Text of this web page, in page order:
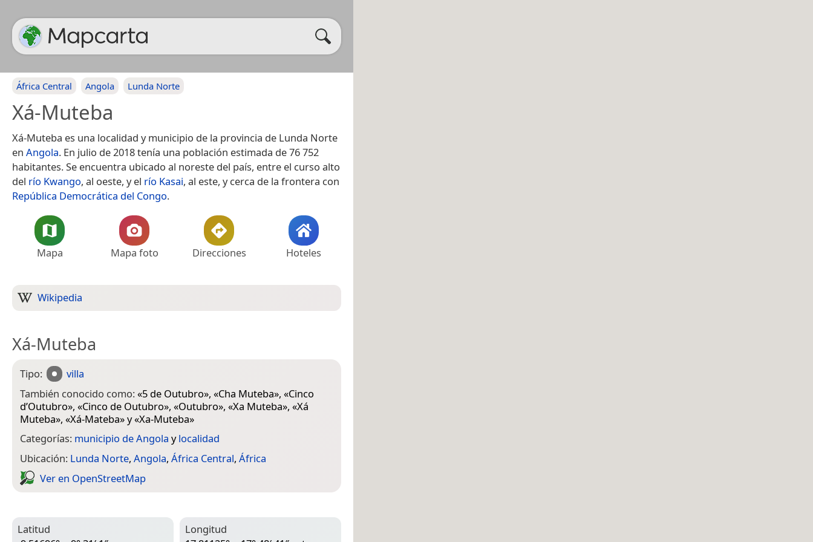
África Central Angola Lunda Norte
Xá-Muteba
Xá-Muteba es una localidad y municipio de la provincia de Lunda Norte
en Angola. En julio de 2018 tenía una población estimada de 76 752
habitantes.​ Se encuentra ubicado al noreste del país, entre el curso alto
del río Kwango, al oeste, y el río Kasai, al este, y cerca de la frontera con
República Democrática del Congo.
Mapa Mapa foto Direcciones Hoteles
Wikipedia
Xá-Muteba
Tipo:
villa
También conocido como:«5 de Outubro», «Cha Muteba», «Cinco
d’Outubro», «Cinco de Outubro», «Outubro», «Xa Muteba», «Xá
Muteba», «Xá-Mateba» y «Xa-Muteba»
Categorías: municipio de Angola ylocalidad
Ubicación: Lunda Norte, Angola, África Central, África
Ver en Open­Street­Map
Latitud
Longitud